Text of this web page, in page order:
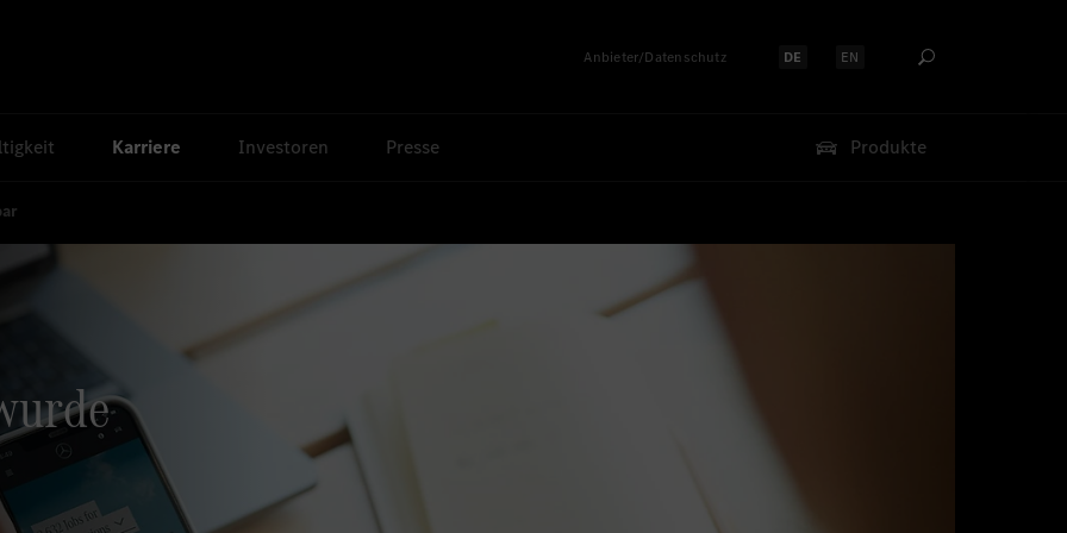
Anbieter/Datenschutz Sprache auswählen:
DE Sprache auswählen:
EN
Karriere Investoren Presse Produkte